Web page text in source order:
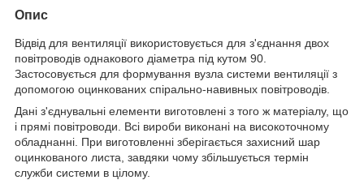
Опис
Відвід для вентиляції використовується для з'єднання двох
повітроводів однакового діаметра під кутом 90.
Застосовується для формування вузла системи вентиляції з
допомогою оцинкованих спірально-навивных повітроводів.
Дані з'єднувальні елементи виготовлені з того ж матеріалу, що
і прямі повітроводи. Всі вироби виконані на високоточному
обладнанні. При виготовленні зберігається захисний шар
оцинкованого листа, завдяки чому збільшується термін
служби системи в цілому.